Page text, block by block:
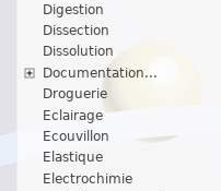
Digestion
Dissection
Dissolution
Documentation...
Droguerie
Eclairage
Ecouvillon
Elastique
Electrochimie